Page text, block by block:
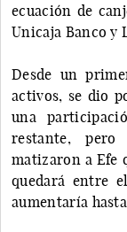
ecuación de
Unicaja Banco y
Desde un
activos, se dio
una
restante,
matizaron a Efe
quedará entre
aumentaría hasta